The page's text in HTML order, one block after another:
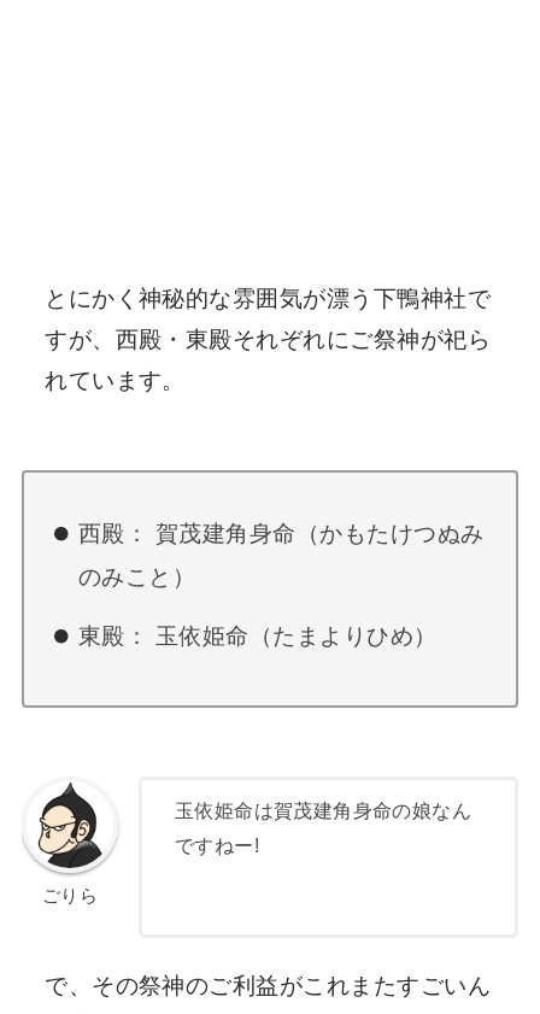
とにかく神秘的な雰囲気が漂う下鴨神社で
すが、西殿・東殿それぞれにご祭神が祀ら
れています。
西殿： 賀茂建角身命（かもたけつぬみ
のみこと）
東殿： 玉依姫命（たまよりひめ）
ごりら
玉依姫命は賀茂建角身命の娘なん
ですねー!
で、その祭神のご利益がこれまたすごいん